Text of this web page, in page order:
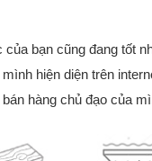
của bạn cũng đang tốt
hiện diện trên
hàng chủ đạo của